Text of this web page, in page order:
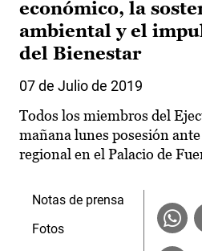
económico, la
ambiental y el
del Bienestar
07 de Julio de 2019
Todos los miembros del
mañana lunes posesión
regional en el Palacio de
Notas de prensa
Fotos